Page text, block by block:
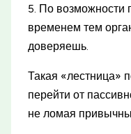
5. По возможности
временем тем
доверяешь.
Такая «лестница»
перейти от
не ломая